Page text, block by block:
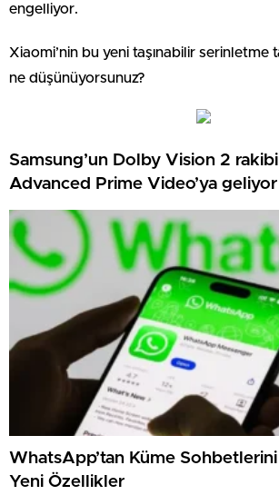
engelliyor.
Xiaomi’nin bu yeni taşınabilir serinletme
ne düşünüyorsunuz?
Samsung’un Dolby Vision 2
Advanced Prime Video’ya geliyor
WhatsApp’tan Küme Sohbetlerini
Yeni Özellikler